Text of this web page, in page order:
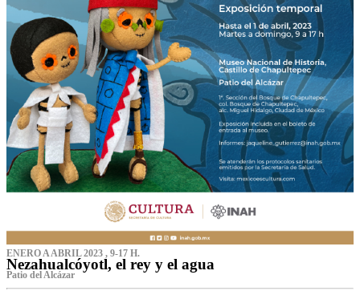
ENERO A ABRIL 2023 , 9-17 H.
Nezahualcóyotl, el rey y el agua
Patio del Alcázar